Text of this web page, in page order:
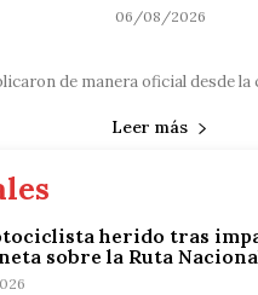
06/08/2026
de manera oficial desde
Leer más
herido tras
sobre la Ruta Nacional